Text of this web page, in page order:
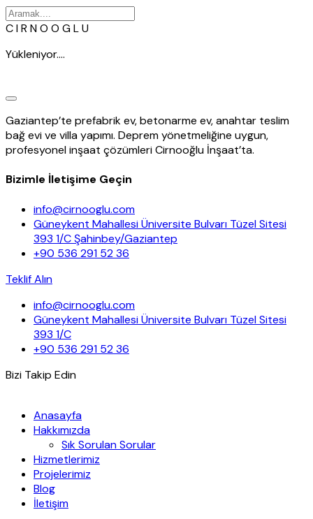
CIR NO O GLU
Yükleniyor....
Gaziantep’te prefabrik ev, betonarme ev, anahtar teslim
bağ evi ve villa yapımı. Deprem yönetmeliğine uygun,
profesyonel inşaat çözümleri Cirnooğlu İnşaat’ta.
Bizimle İletişime Geçin
info@cirnooglu.com
Güneykent Mahallesi Üniversite Bulvarı Tüzel Sitesi
393 1/C Şahinbey/Gaziantep
+90 536 291 52 36
Teklif Alın
İçeriğe
geç
info@cirnooglu.com
Güneykent Mahallesi Üniversite Bulvarı Tüzel Sitesi
393 1/C
+90 536 291 52 36
Bizi Takip Edin
Anasayfa
Hakkımızda
Sık Sorulan Sorular
Hizmetlerimiz
Projelerimiz
Blog
İletişim